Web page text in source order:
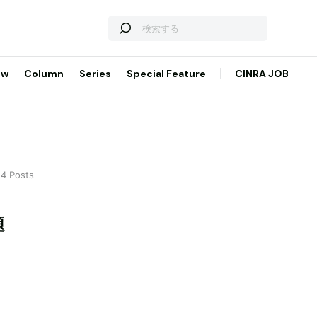
Column Series Special Feature CINRA JOB
Posts